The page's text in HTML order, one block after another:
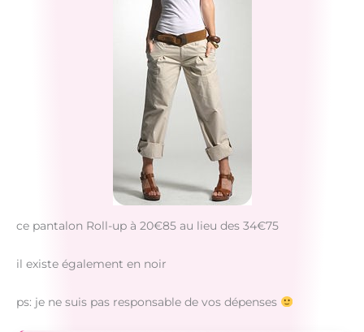
ce pantalon Roll-up à 20€85 au lieu des 34€75
il existe également en noir
ps: je ne suis pas responsable de vos dépenses